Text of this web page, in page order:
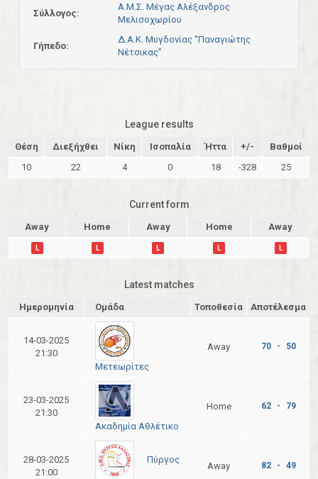
Σύλλογος:
Α.Μ.Σ. Μέγας Αλέξανδρος
Μελισοχωρίου
Γήπεδο:
Δ.Α.Κ. Μυγδονίας "Παναγιώτης
Νέτσικας"
League results
Θέση Διεξήχθει Νίκη Ισοπαλία Ήττα +/-
Βαθμοί
10
22 4 0 18 -328 25
Current form
Away Home Away Home Away
L L L L L
Latest matches
Ημερομηνία Ομάδα Τοποθεσία Αποτέλεσμα
14-03-2025
21:30
Μετεωρίτες
Away 70 - 50
23-03-2025
21:30
Ακαδημία Αθλέτικο
Home 62 - 79
28-03-2025
21:00
Πύργος
Away 82 - 49